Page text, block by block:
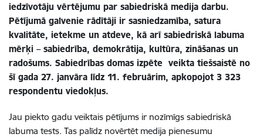
iedzīvotāju vērtējumu par sabiedriskā medija darbu.
Pētījumā galvenie rādītāji ir sasniedzamība, satura
kvalitāte, ietekme un atdeve, kā arī sabiedriskā labuma
mērķi – sabiedrība, demokrātija, kultūra, zināšanas un
radošums. Sabiedrības domas izpēte veikta tiešsaistē no
šī gada 27. janvāra līdz 11. februārim, apkopojot 3 323
respondentu viedokļus.
Jau piekto gadu veiktais pētījums ir nozīmīgs sabiedriskā
labuma tests. Tas palīdz novērtēt medija pienesumu